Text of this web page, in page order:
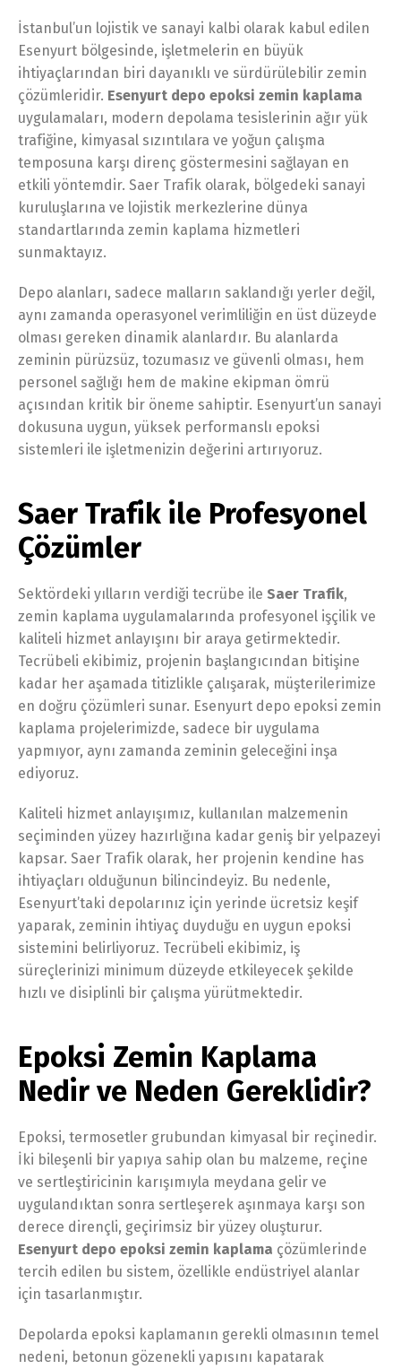
İstanbul’un lojistik ve sanayi kalbi olarak kabul edilen
Esenyurt bölgesinde, işletmelerin en büyük
ihtiyaçlarından biri dayanıklı ve sürdürülebilir zemin
çözümleridir. Esenyurt depo epoksi zemin kaplama
uygulamaları, modern depolama tesislerinin ağır yük
trafiğine, kimyasal sızıntılara ve yoğun çalışma
temposuna karşı direnç göstermesini sağlayan en
etkili yöntemdir. Saer Trafik olarak, bölgedeki sanayi
kuruluşlarına ve lojistik merkezlerine dünya
standartlarında zemin kaplama hizmetleri
sunmaktayız.
Depo alanları, sadece malların saklandığı yerler değil,
aynı zamanda operasyonel verimliliğin en üst düzeyde
olması gereken dinamik alanlardır. Bu alanlarda
zeminin pürüzsüz, tozumasız ve güvenli olması, hem
personel sağlığı hem de makine ekipman ömrü
açısından kritik bir öneme sahiptir. Esenyurt’un sanayi
dokusuna uygun, yüksek performanslı epoksi
sistemleri ile işletmenizin değerini artırıyoruz.
Saer Trafik ile Profesyonel
Çözümler
Sektördeki yılların verdiği tecrübe ile Saer Trafik,
zemin kaplama uygulamalarında profesyonel işçilik ve
kaliteli hizmet anlayışını bir araya getirmektedir.
Tecrübeli ekibimiz, projenin başlangıcından bitişine
kadar her aşamada titizlikle çalışarak, müşterilerimize
en doğru çözümleri sunar. Esenyurt depo epoksi zemin
kaplama projelerimizde, sadece bir uygulama
yapmıyor, aynı zamanda zeminin geleceğini inşa
ediyoruz.
Kaliteli hizmet anlayışımız, kullanılan malzemenin
seçiminden yüzey hazırlığına kadar geniş bir yelpazeyi
kapsar. Saer Trafik olarak, her projenin kendine has
ihtiyaçları olduğunun bilincindeyiz. Bu nedenle,
Esenyurt’taki depolarınız için yerinde ücretsiz keşif
yaparak, zeminin ihtiyaç duyduğu en uygun epoksi
sistemini belirliyoruz. Tecrübeli ekibimiz, iş
süreçlerinizi minimum düzeyde etkileyecek şekilde
hızlı ve disiplinli bir çalışma yürütmektedir.
Epoksi Zemin Kaplama
Nedir ve Neden Gereklidir?
Epoksi, termosetler grubundan kimyasal bir reçinedir.
İki bileşenli bir yapıya sahip olan bu malzeme, reçine
ve sertleştiricinin karışımıyla meydana gelir ve
uygulandıktan sonra sertleşerek aşınmaya karşı son
derece dirençli, geçirimsiz bir yüzey oluşturur.
Esenyurt depo epoksi zemin kaplama çözümlerinde
tercih edilen bu sistem, özellikle endüstriyel alanlar
için tasarlanmıştır.
Depolarda epoksi kaplamanın gerekli olmasının temel
nedeni, betonun gözenekli yapısını kapatarak